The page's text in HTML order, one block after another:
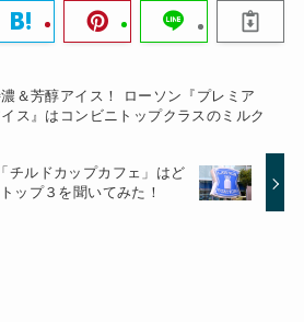
＆芳醇アイス！ ローソン『プレミア
ス』はコンビニトップクラスのミルク
チルドカップカフェ」はど
ップ３を聞いてみた！